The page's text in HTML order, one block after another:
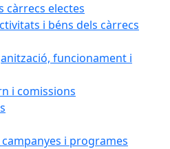
càrrecs electes
i béns dels càrrecs
funcionament i
i comissions
i programes